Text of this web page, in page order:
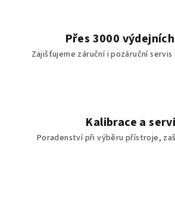
Přes 3000
Zajišťujeme záruční i pozáruční
Kalibrace a
Poradenství při výběru přístroje,